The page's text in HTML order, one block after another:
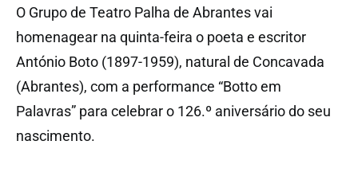
O Grupo de Teatro Palha de Abrantes vai
homenagear na quinta-feira o poeta e escritor
António Boto (1897-1959), natural de Concavada
(Abrantes), com a performance “Botto em
Palavras” para celebrar o 126.º aniversário do seu
nascimento.